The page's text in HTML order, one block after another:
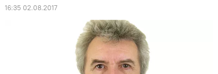
16:35 02.08.2017